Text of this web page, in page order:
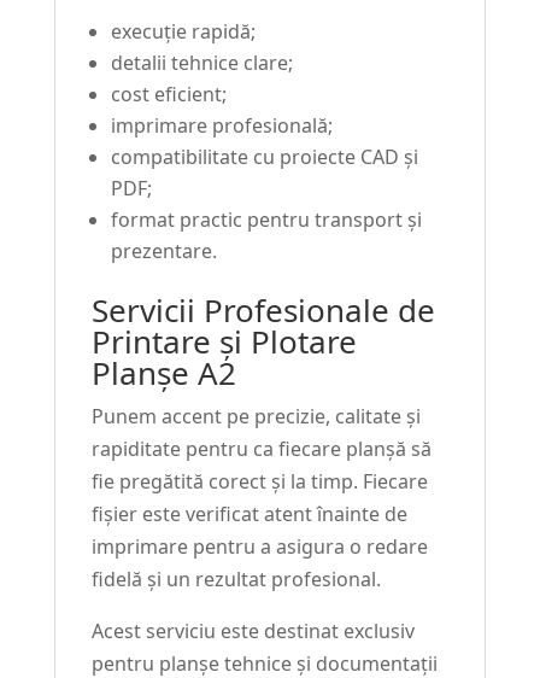
execuție rapidă;
detalii tehnice clare;
cost eficient;
imprimare profesională;
compatibilitate cu proiecte CAD și
PDF;
format practic pentru transport și
prezentare.
Servicii Profesionale de
Printare și Plotare
Planșe A2
Punem accent pe precizie, calitate și
rapiditate pentru ca fiecare planșă să
fie pregătită corect și la timp. Fiecare
fișier este verificat atent înainte de
imprimare pentru a asigura o redare
fidelă și un rezultat profesional.
Acest serviciu este destinat exclusiv
pentru planșe tehnice și documentații